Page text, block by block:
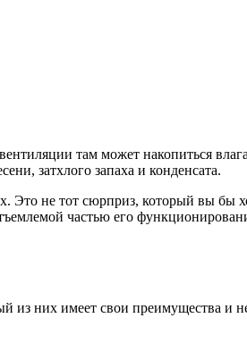
там может накопиться
затхлого запаха и конденсата.
Это не тот сюрприз, который вы бы
частью его
из них имеет свои преимущества и